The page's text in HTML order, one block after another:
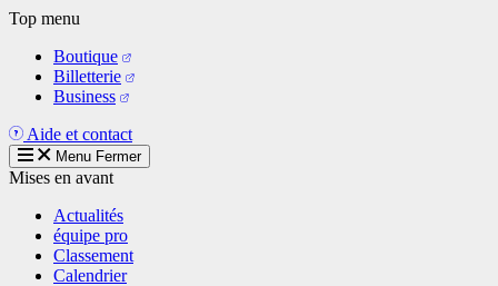
Aller
contenu
principal
Top menu
Boutique
Billetterie
Business
Aide et contact
Menu Fermer
Mises en avant
Actualités
équipe pro
Classement
Calendrier